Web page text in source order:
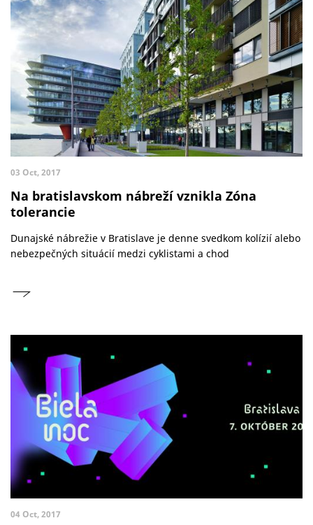
03 Oct, 2017
Na bratislavskom nábreží vznikla Zóna
tolerancie
Dunajské nábrežie v Bratislave je denne svedkom kolízií alebo
nebezpečných situácií medzi cyklistami a chod
04 Oct, 2017